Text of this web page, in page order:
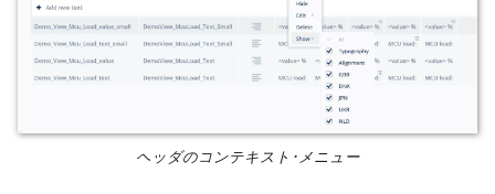
ヘッダのコンテキスト･メニュー